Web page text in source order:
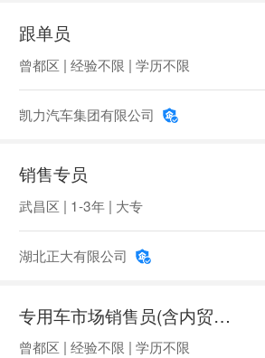
跟单员
曾都区 | 经验不限 | 学历不限
凯力汽车集团有限公司
销售专员
武昌区 | 1-3年 | 大专
湖北正大有限公司
专用车市场销售员(含内贸、外贸)
曾都区 | 经验不限 | 学历不限